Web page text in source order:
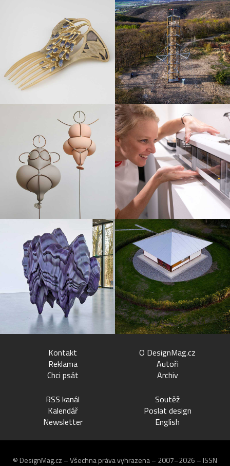
Kontakt
Reklama
Chci psát
O DesignMag.cz
Autoři
Archiv
RSS kanál
Kalendář
Newsletter
Soutěž
Poslat design
English
© DesignMag.cz – Všechna práva vyhrazena – 2007–2026 – ISSN